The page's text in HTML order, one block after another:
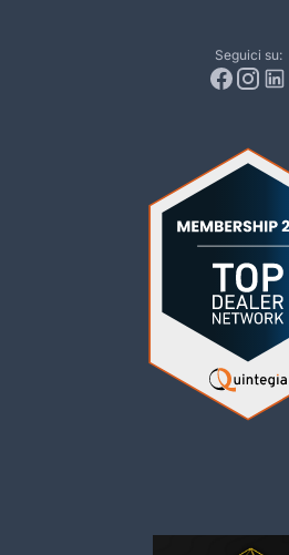
Seguici su: